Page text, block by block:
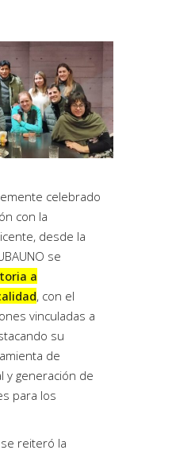
celebrado
con la
desde la
se
a
, con el
vinculadas a
su
de
y generación de
para los
reiteró la